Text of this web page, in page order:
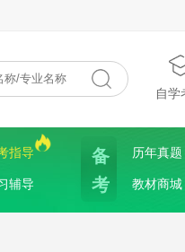
自学
指导
辅导
备
考
历年真题
教材商城